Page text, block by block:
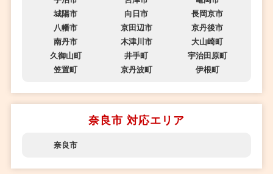
城陽市
向日市
長岡京市
八幡市
京田辺市
京丹後市
南丹市
木津川市
大山崎町
久御山町
井手町
宇治田原町
笠置町
京丹波町 伊根町
奈良市 対応エリア
奈良市